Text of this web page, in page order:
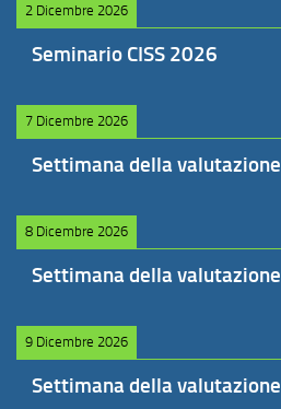
2 Dicembre 2026
Seminario CISS 2026
7 Dicembre 2026
Settimana della valutazione
8 Dicembre 2026
Settimana della valutazione
9 Dicembre 2026
Settimana della valutazione